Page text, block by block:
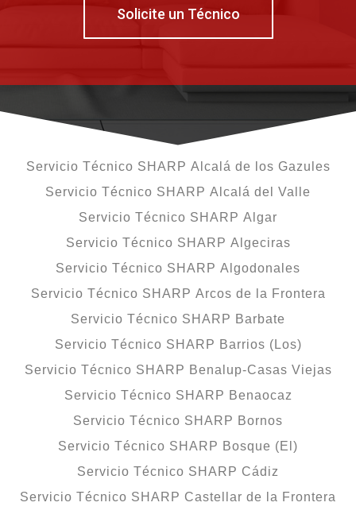
Solicite un Técnico
Servicio Técnico SHARP Alcalá de los Gazules
Servicio Técnico SHARP Alcalá del Valle
Servicio Técnico SHARP Algar
Servicio Técnico SHARP Algeciras
Servicio Técnico SHARP Algodonales
Servicio Técnico SHARP Arcos de la Frontera
Servicio Técnico SHARP Barbate
Servicio Técnico SHARP Barrios (Los)
Servicio Técnico SHARP Benalup-Casas Viejas
Servicio Técnico SHARP Benaocaz
Servicio Técnico SHARP Bornos
Servicio Técnico SHARP Bosque (El)
Servicio Técnico SHARP Cádiz
Servicio Técnico SHARP Castellar de la Frontera